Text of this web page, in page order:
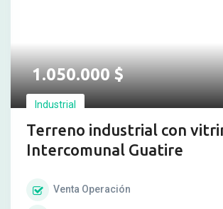
1.050.000$
Industrial
Terreno industrial con
Intercomunal Guatire
Venta Operación